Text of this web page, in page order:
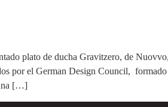
plato de ducha Gravitzero, de
por el German Design Council, formado
[…]